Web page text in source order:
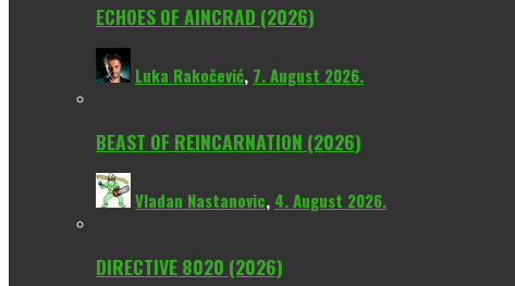
ECHOES OF AINCRAD (2026)
Luka Rakočević, 7. August 2026.
BEAST OF REINCARNATION (2026)
Vladan Nastanovic, 4. August 2026.
DIRECTIVE 8020 (2026)